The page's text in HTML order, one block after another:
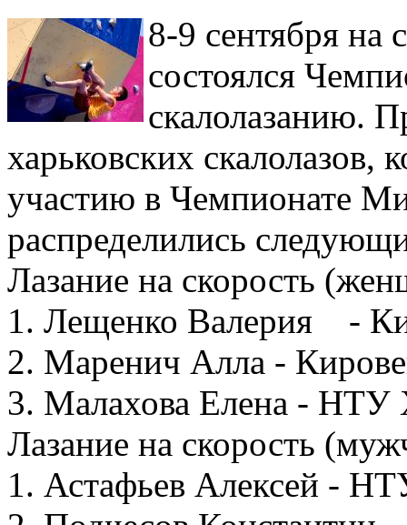
8-9 сентября
состоялся
скалолазанию.
харьковских скалолазов,
участию в Чемпионате
распределились
Лазание на скорость
1. Лещенко Валерия -
2. Маренич Алла -
3. Малахова Елена -
Лазание на скорость
1. Астафьев Алексей -